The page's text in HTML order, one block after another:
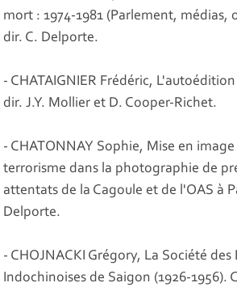
mort : 1974-1981 (Parlement, médias,
dir. C. Delporte.
- CHATAIGNIER Frédéric,
dir. J.Y. Mollier et D. Cooper-Richet.
- CHATONNAY Sophie, Mise en
terrorisme dans la photographie de
attentats de la Cagoule et de l'OAS à
Delporte.
- CHOJNACKI Grégory, La Société des
Indochinoises de Saigon (1926-1956).